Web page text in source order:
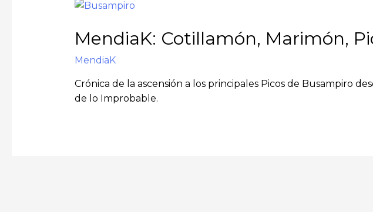
MendiaK: Cotillamón, Marimón,
MendiaK
Crónica de la ascensión a los principales Picos de Busampiro
de lo Improbable.